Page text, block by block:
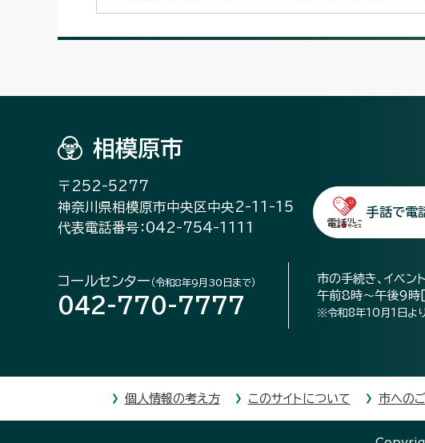
相模原市
〒252-5277
神奈川県相模原市中央区中央2-11-15
代表電話番号：042-754-1111
手話で電
コールセンター （令和8年9月30日まで）
042-770-7777
市の手続き、イベン
午前8時～午後9時[
※令和8年10月1日より
個人情報の考え方 このサイトについて 市への